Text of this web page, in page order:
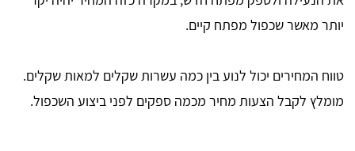
יותר מאשר שכפול מפתח קיים.
טווח המחירים יכול לנוע בין כמה עשרות שקלים למאות שקלים.
מומלץ לקבל הצעות מחיר מכמה ספקים לפני ביצוע השכפול.